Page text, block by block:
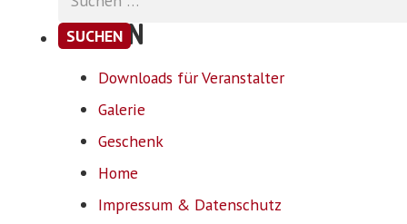
nach:
SEITEN
Downloads für Veranstalter
Galerie
Geschenk
Home
Impressum & Datenschutz